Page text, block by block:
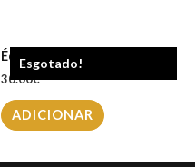
Esgotado!
Écharpe VISON A13
30.00€
ADICIONAR